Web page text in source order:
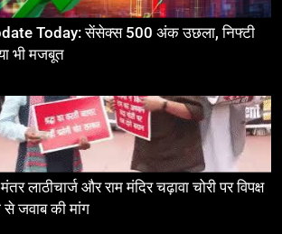
Today: सेंसेक्स 500 अंक उछला, निफ्टी
भी मजबूत
लाठीचार्ज और राम मंदिर चढ़ावा चोरी पर विपक्ष
से जवाब की मांग